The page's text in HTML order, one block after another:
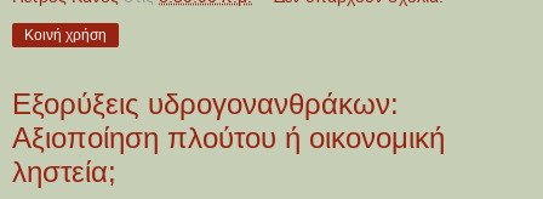
Κοινή χρήση
Εξορύξεις υδρογονανθράκων:
Αξιοποίηση πλούτου ή οικονομική
ληστεία;